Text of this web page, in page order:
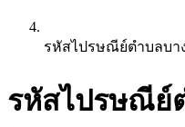
รหัสไปรษณีย์ตำบลบา
รหัสไปรษณีย์